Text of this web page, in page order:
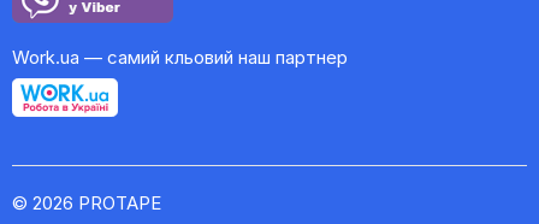
Work.ua — самий кльовий наш партнер
© 2026 PROTAPE